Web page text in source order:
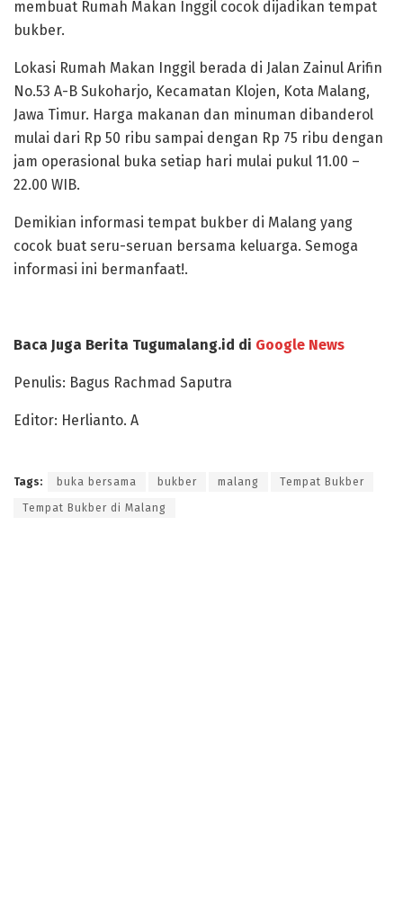
membuat Rumah Makan Inggil cocok dijadikan tempat
bukber.
Lokasi Rumah Makan Inggil berada di Jalan Zainul Arifin
No.53 A-B Sukoharjo, Kecamatan Klojen, Kota Malang,
Jawa Timur. Harga makanan dan minuman dibanderol
mulai dari Rp 50 ribu sampai dengan Rp 75 ribu dengan
jam operasional buka setiap hari mulai pukul 11.00 –
22.00 WIB.
Demikian informasi tempat bukber di Malang yang
cocok buat seru-seruan bersama keluarga. Semoga
informasi ini bermanfaat!.
Baca Juga Berita Tugumalang.id di Google News
Penulis: Bagus Rachmad Saputra
Editor: Herlianto. A
Tags: buka bersama bukber malang Tempat Bukber
Tempat Bukber di Malang